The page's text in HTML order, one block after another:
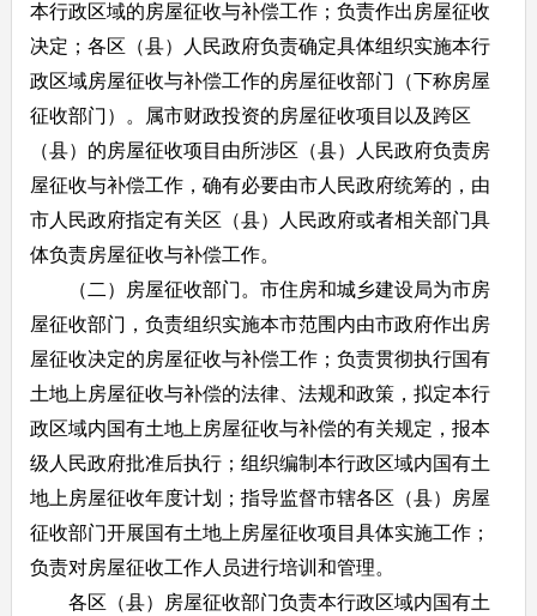
本行政区域的房屋征收与补偿工作；负责作出房屋征收
决定；各区（县）人民政府负责确定具体组织实施本行
政区域房屋征收与补偿工作的房屋征收部门（下称房屋
征收部门）。属市财政投资的房屋征收项目以及跨区
（县）的房屋征收项目由所涉区（县）人民政府负责房
屋征收与补偿工作，确有必要由市人民政府统筹的，由
市人民政府指定有关区（县）人民政府或者相关部门具
体负责房屋征收与补偿工作。
（二）房屋征收部门。市住房和城乡建设局为市房
屋征收部门，负责组织实施本市范围内由市政府作出房
屋征收决定的房屋征收与补偿工作；负责贯彻执行国有
土地上房屋征收与补偿的法律、法规和政策，拟定本行
政区域内国有土地上房屋征收与补偿的有关规定，报本
级人民政府批准后执行；组织编制本行政区域内国有土
地上房屋征收年度计划；指导监督市辖各区（县）房屋
征收部门开展国有土地上房屋征收项目具体实施工作；
负责对房屋征收工作人员进行培训和管理。
各区（县）房屋征收部门负责本行政区域内国有土